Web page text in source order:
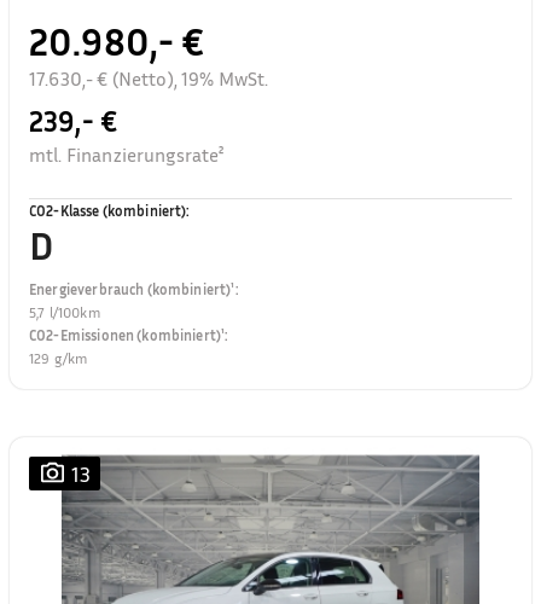
20.980,- €
17.630,- € (Netto), 19% MwSt.
239,- €
mtl. Finanzierungsrate²
CO2-Klasse (kombiniert):
D
Energieverbrauch (kombiniert)¹:
5,7 l/100km
CO2-Emissionen (kombiniert)¹:
129 g/km
13